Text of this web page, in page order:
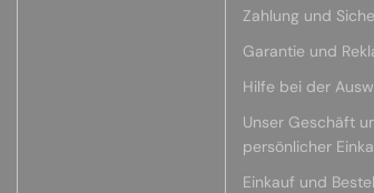
Zahlung und
Garantie und
Hilfe bei der
Unser Geschäft
persönlicher
Einkauf und